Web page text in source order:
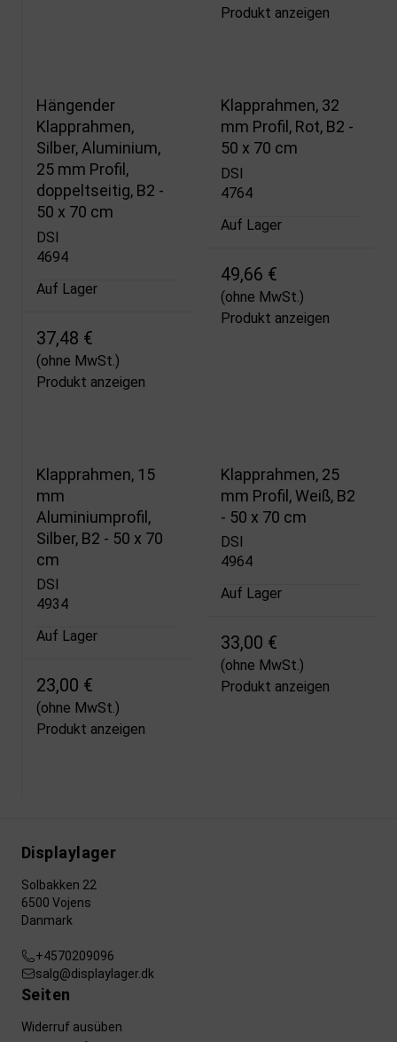
Produkt anzeigen
Hängender
Klapprahmen,
Silber, Aluminium,
25 mm Profil,
doppeltseitig, B2 -
50 x 70 cm
DSI
4694
Auf Lager
37,48 €
(ohne MwSt.)
Produkt anzeigen
Klapprahmen, 32
mm Profil, Rot, B2 -
50 x 70 cm
DSI
4764
Auf Lager
49,66 €
(ohne MwSt.)
Produkt anzeigen
Klapprahmen, 15
mm
Aluminiumprofil,
Silber, B2 - 50 x 70
cm
DSI
4934
Auf Lager
23,00 €
(ohne MwSt.)
Produkt anzeigen
Klapprahmen, 25
mm Profil, Weiß, B2
- 50 x 70 cm
DSI
4964
Auf Lager
33,00 €
(ohne MwSt.)
Produkt anzeigen
Displaylager
Solbakken 22
6500 Vojens
Danmark
+4570209096
salg@displaylager.dk
Seiten
Widerruf ausüben